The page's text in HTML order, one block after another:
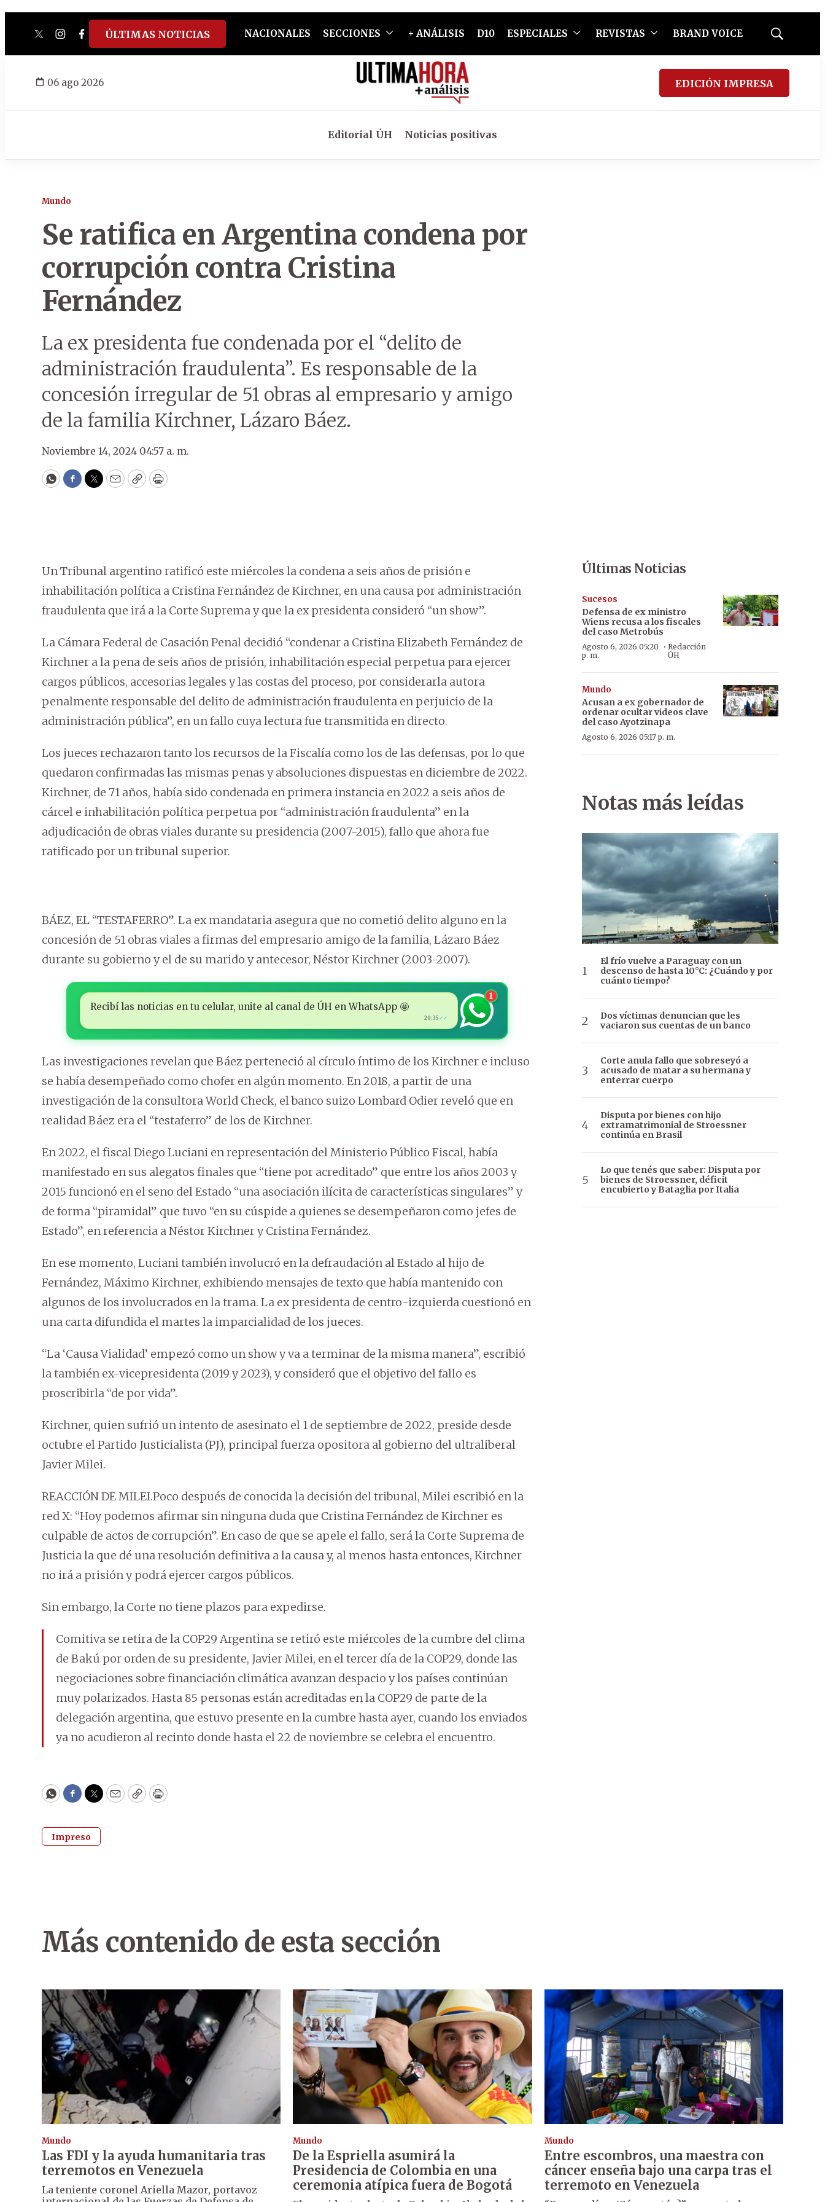
twitterinstagram
facebook
tiktokyoutube
spotify
ÚLTIMAS NOTICIAS NACIONALES SECCIONES + ANÁLISIS D10 ESPECIALES REVISTAS BRAND VOICE
Mostrar
06 ago 2026 EDICIÓN IMPRESA
Editorial ÚH Noticias positivas
Mundo
Se ratifica en Argentina condena por
corrupción contra Cristina
Fernández
La ex presidenta fue condenada por el “delito de
administración fraudulenta”. Es responsable de la
concesión irregular de 51 obras al empresario y amigo
de la familia Kirchner, Lázaro Báez.
Noviembre 14, 2024 04:57 a. m.
WhatsApp
Facebook
Twitter
EmailCopyPrint
Un Tribunal argentino ratificó este miércoles la condena a seis años de prisión e
inhabilitación política a Cristina Fernández de Kirchner, en una causa por administración
fraudulenta que irá a la Corte Suprema y que la ex presidenta consideró “un show”.
La Cámara Federal de Casación Penal decidió “condenar a Cristina Elizabeth Fernández de
Kirchner a la pena de seis años de prisión, inhabilitación especial perpetua para ejercer
cargos públicos, accesorias legales y las costas del proceso, por considerarla autora
penalmente responsable del delito de administración fraudulenta en perjuicio de la
administración pública”, en un fallo cuya lectura fue transmitida en directo.
Los jueces rechazaron tanto los recursos de la Fiscalía como los de las defensas, por lo que
quedaron confirmadas las mismas penas y absoluciones dispuestas en diciembre de 2022.
Kirchner, de 71 años, había sido condenada en primera instancia en 2022 a seis años de
cárcel e inhabilitación política perpetua por “administración fraudulenta” en la
adjudicación de obras viales durante su presidencia (2007-2015), fallo que ahora fue
ratificado por un tribunal superior.
BÁEZ, EL “TESTAFERRO”. La ex mandataria asegura que no cometió delito alguno en la
concesión de 51 obras viales a firmas del empresario amigo de la familia, Lázaro Báez
durante su gobierno y el de su marido y antecesor, Néstor Kirchner (2003-2007).
Recibí las noticias en tu celular, unite al canal de ÚH en WhatsApp 🤩
20:35 ✓✓
1
Las investigaciones revelan que Báez perteneció al círculo íntimo de los Kirchner e incluso
se había desempeñado como chofer en algún momento. En 2018, a partir de una
investigación de la consultora World Check, el banco suizo Lombard Odier reveló que en
realidad Báez era el “testaferro” de los de Kirchner.
En 2022, el fiscal Diego Luciani en representación del Ministerio Público Fiscal, había
manifestado en sus alegatos finales que “tiene por acreditado” que entre los años 2003 y
2015 funcionó en el seno del Estado “una asociación ilícita de características singulares” y
de forma “piramidal” que tuvo “en su cúspide a quienes se desempeñaron como jefes de
Estado”, en referencia a Néstor Kirchner y Cristina Fernández.
En ese momento, Luciani también involucró en la defraudación al Estado al hijo de
Fernández, Máximo Kirchner, exhibiendo mensajes de texto que había mantenido con
algunos de los involucrados en la trama. La ex presidenta de centro-izquierda cuestionó en
una carta difundida el martes la imparcialidad de los jueces.
“La ‘Causa Vialidad’ empezó como un show y va a terminar de la misma manera”, escribió
la también ex-vicepresidenta (2019 y 2023), y consideró que el objetivo del fallo es
proscribirla “de por vida”.
Kirchner, quien sufrió un intento de asesinato el 1 de septiembre de 2022, preside desde
octubre el Partido Justicialista (PJ), principal fuerza opositora al gobierno del ultraliberal
Javier Milei.
REACCIÓN DE MILEI.Poco después de conocida la decisión del tribunal, Milei escribió en la
red X: “Hoy podemos afirmar sin ninguna duda que Cristina Fernández de Kirchner es
culpable de actos de corrupción”. En caso de que se apele el fallo, será la Corte Suprema de
Justicia la que dé una resolución definitiva a la causa y, al menos hasta entonces, Kirchner
no irá a prisión y podrá ejercer cargos públicos.
Sin embargo, la Corte no tiene plazos para expedirse.
Comitiva se retira de la COP29 Argentina se retiró este miércoles de la cumbre del clima
de Bakú por orden de su presidente, Javier Milei, en el tercer día de la COP29, donde las
negociaciones sobre financiación climática avanzan despacio y los países continúan
muy polarizados. Hasta 85 personas están acreditadas en la COP29 de parte de la
delegación argentina, que estuvo presente en la cumbre hasta ayer, cuando los enviados
ya no acudieron al recinto donde hasta el 22 de noviembre se celebra el encuentro.
WhatsApp
Facebook
Twitter
EmailCopyPrint
Impreso
Últimas Noticias
Sucesos
Defensa de ex ministro
Wiens recusa a los fiscales
del caso Metrobús
Agosto 6, 2026 05:20
p. m.
· Redacción
ÚH
Mundo
Acusan a ex gobernador de
ordenar ocultar videos clave
del caso Ayotzinapa
Agosto 6, 2026 05:17 p. m.
Notas más leídas
El frío vuelve a Paraguay con un
descenso de hasta 10°C: ¿Cuándo y por
cuánto tiempo?
Dos víctimas denuncian que les
vaciaron sus cuentas de un banco
Corte anula fallo que sobreseyó a
acusado de matar a su hermana y
enterrar cuerpo
Disputa por bienes con hijo
extramatrimonial de Stroessner
continúa en Brasil
Lo que tenés que saber: Disputa por
bienes de Stroessner, déficit
encubierto y Bataglia por Italia
Más contenido de esta sección
Mundo
Las FDI y la ayuda humanitaria tras
terremotos en Venezuela
La teniente coronel Ariella Mazor, portavoz
Mundo
De la Espriella asumirá la
Presidencia de Colombia en una
ceremonia atípica fuera de Bogotá
Mundo
Entre escombros, una maestra con
cáncer enseña bajo una carpa tras el
terremoto en Venezuela